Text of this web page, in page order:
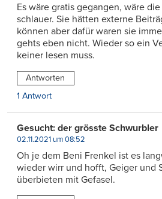
Es wäre gratis gegangen, wäre
schlauer. Sie hätten externe
können aber dafür waren sie
gehts eben nicht. Wieder so ein
keiner lesen muss.
Antworten
1 Antwort
Gesucht: der grösste Schwurbler
02.11.2021 um 08:52
Oh je dem Beni Frenkel ist es
wieder wirr und hofft, Geiger und
überbieten mit Gefasel.